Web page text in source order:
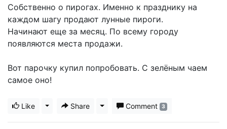
Собственно о пирогах. Именно к празднику на
каждом шагу продают лунные пироги.
Начинают еще за месяц. По всему городу
появляются места продажи.
Вот парочку купил попробовать. С зелёным чаем
самое оно!
Like Toggle Dropdown
Share Toggle Dropdown
Comment 3